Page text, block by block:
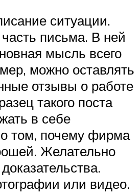
ситуации.
письма. В ней
мысль всего
можно оставлять
отзывы о работе
такого поста
в себе
том, почему фирма
Желательно
или видео.